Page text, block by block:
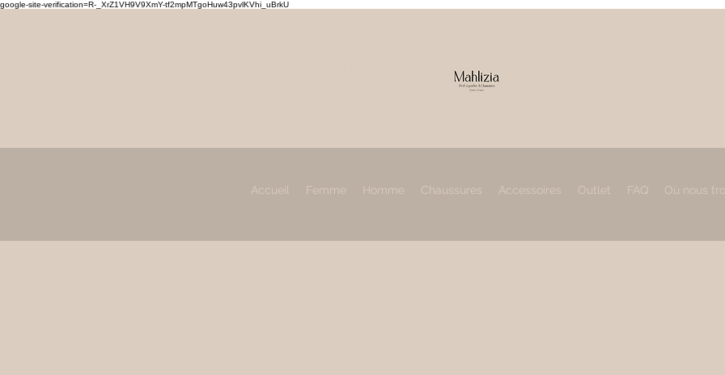
google-site-verification=R-_XrZ1VH9V9XmY-tf2mpMTgoHuw43pvlKVhi_uBrkU
Accueil Femme Homme Chaussures Accessoires Outlet FAQ Où nous